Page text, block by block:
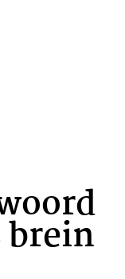
brein